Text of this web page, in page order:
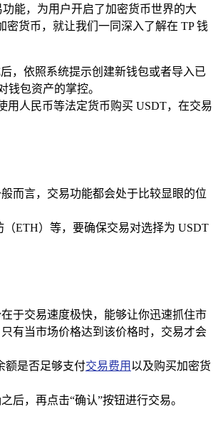
能，为用户开启了加密货币世界的大
货币，就让我们一同深入了解在 TP 钱
，依照系统提示创建新钱包或者导入已
包资产的掌控。
用人民币等法定货币购买 USDT，在交易
而言，交易功能都会处于比较显眼的位
ETH）等，要确保交易对选择为 USDT
于交易速度极快，能够让你迅速抓住市
有当市场价格达到该价格时，交易才会
额是否足够支付交易费用 以及购买加密货
后，再点击“确认”按钮进行交易。